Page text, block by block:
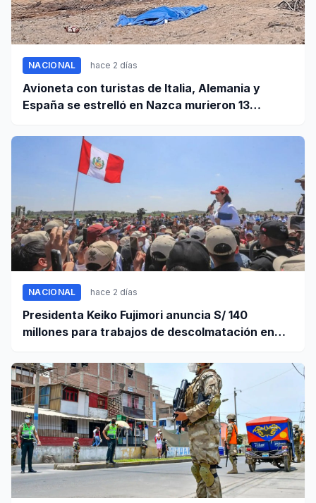
NACIONAL hace 2 días
Avioneta con turistas de Italia, Alemania y
España se estrelló en Nazca murieron 13
NACIONAL hace 2 días
Presidenta Keiko Fujimori anuncia S/ 140
millones para trabajos de descolmatación en